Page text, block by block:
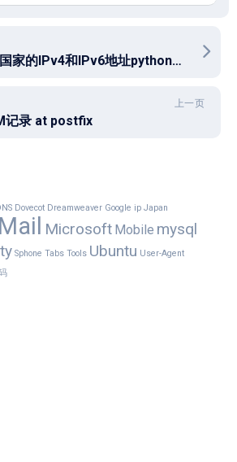
ubuntu获取相应国家的IPv4和IPv6地址python脚本
上一页
记录 at postfix
Dovecot Dreamweaver Google ip Japan
Mail Microsoft Mobile mysql
Sphone Tabs Tools Ubuntu User-Agent